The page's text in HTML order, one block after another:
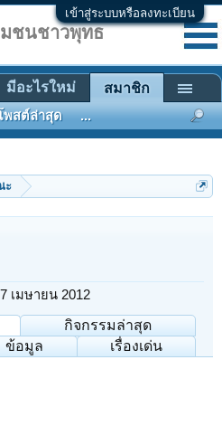
เข้าสู่ระบบหรือลงทะเบียน
ะ
เมษายน 2012
กิจกรรมล่าสุด
ข้อมูล เรื่องเด่น
ชนชาวพุทธ
มีอะไรใหม่ สมาชิก
พสต์ล่าสุด ...